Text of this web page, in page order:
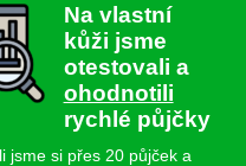
Na vlastní
kůži jsme
otestovali a
ohodnotili
rychlé půjčky
jsme si přes 20 půjček a